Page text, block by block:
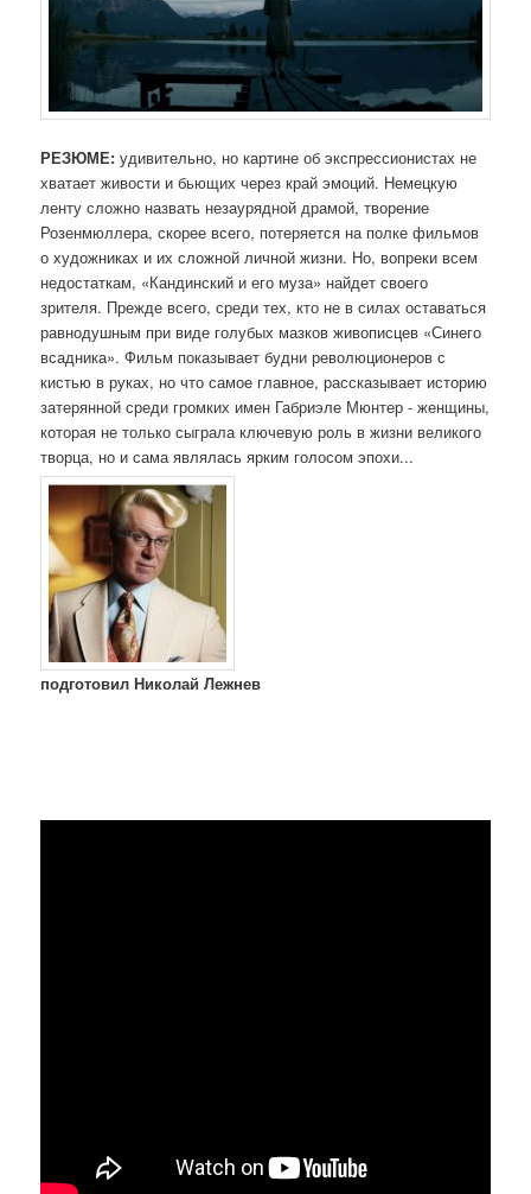
РЕЗЮМЕ: удивительно, но картине об экспрессионистах не
хватает живости и бьющих через край эмоций. Немецкую
ленту сложно назвать незаурядной драмой, творение
Розенмюллера, скорее всего, потеряется на полке фильмов
о художниках и их сложной личной жизни. Но, вопреки всем
недостаткам, «Кандинский и его муза» найдет своего
зрителя. Прежде всего, среди тех, кто не в силах оставаться
равнодушным при виде голубых мазков живописцев «Синего
всадника». Фильм показывает будни революционеров с
кистью в руках, но что самое главное, рассказывает историю
затерянной среди громких имен Габриэле Мюнтер - женщины,
которая не только сыграла ключевую роль в жизни великого
творца, но и сама являлась ярким голосом эпохи...
подготовил Николай Лежнев